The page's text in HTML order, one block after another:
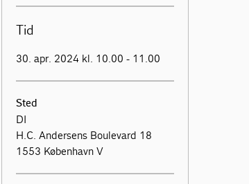
Tid
30. apr. 2024 kl. 10.00 - 11.00
Sted
DI
H.C. Andersens Boulevard 18
1553 København V